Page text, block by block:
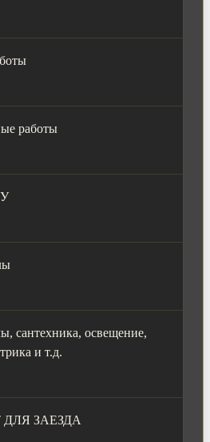
работы
сантехника, освещение,
и т.д.
ЗАЕЗДА